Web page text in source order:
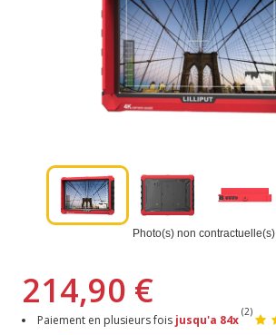
Photo(s) non contractuelle(s)
214,90 €
Paiement en plusieurs fois jusqu'a 84x
(2)